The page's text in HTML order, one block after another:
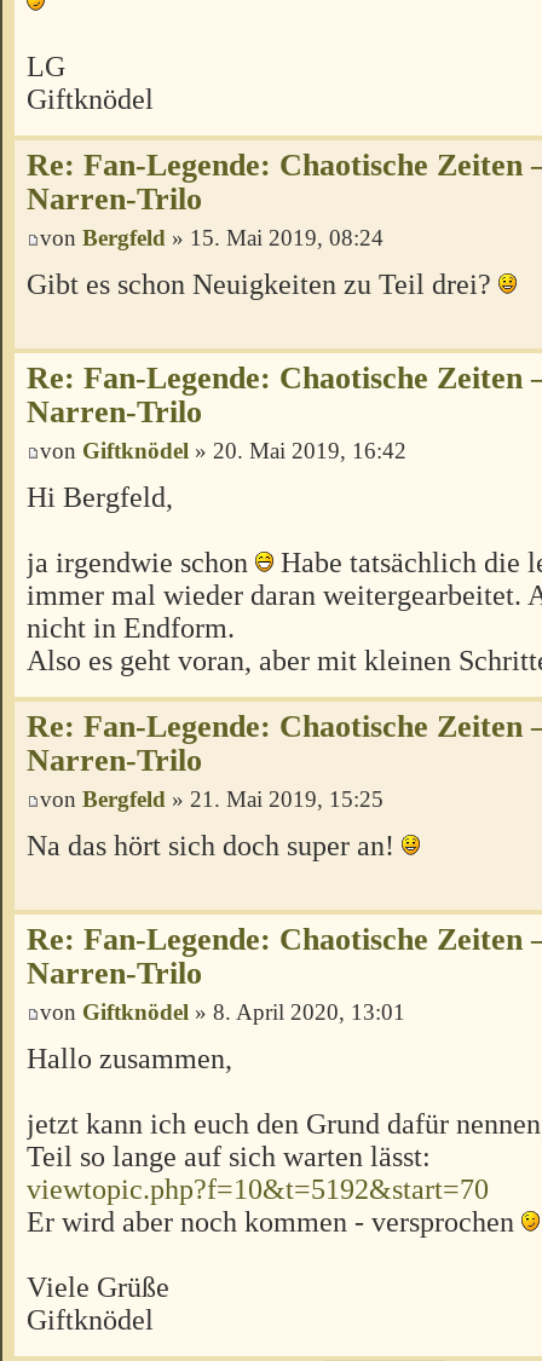
LG
Giftknödel
Re: Fan-Legende: Chaotische Zeiten
Narren-Trilo
von Bergfeld » 15. Mai 2019, 08:24
Gibt es schon Neuigkeiten zu Teil drei?
Re: Fan-Legende: Chaotische Zeiten
Narren-Trilo
von Giftknödel » 20. Mai 2019, 16:42
Hi Bergfeld,
ja irgendwie schon
Habe tatsächlich die
immer mal wieder daran weitergearbeitet.
nicht in Endform.
Also es geht voran, aber mit kleinen
Re: Fan-Legende: Chaotische Zeiten
Narren-Trilo
von Bergfeld » 21. Mai 2019, 15:25
Na das hört sich doch super an!
Re: Fan-Legende: Chaotische Zeiten
Narren-Trilo
von Giftknödel » 8. April 2020, 13:01
Hallo zusammen,
jetzt kann ich euch den Grund dafür
Teil so lange auf sich warten lässt:
viewtopic.php?f=10&t=5192&start=70
Er wird aber noch kommen - versprochen
Viele Grüße
Giftknödel